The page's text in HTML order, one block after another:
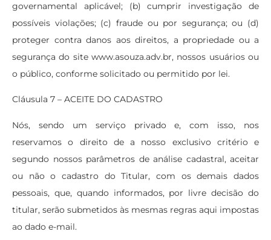
governamental aplicável; (b) cumprir investigação de
possíveis violações; (c) fraude ou por segurança; ou (d)
proteger contra danos aos direitos, a propriedade ou a
segurança do site www.asouza.adv.br, nossos usuários ou
o público, conforme solicitado ou permitido por lei.
Cláusula 7 – ACEITE DO CADASTRO
Nós, sendo um serviço privado e, com isso, nos
reservamos o direito de a nosso exclusivo critério e
segundo nossos parâmetros de análise cadastral, aceitar
ou não o cadastro do Titular, com os demais dados
pessoais, que, quando informados, por livre decisão do
titular, serão submetidos às mesmas regras aqui impostas
ao dado e-mail.